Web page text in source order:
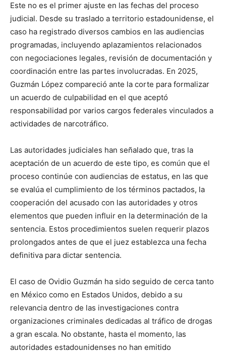
Este no es el primer ajuste en las fechas del proceso
judicial. Desde su traslado a territorio estadounidense, el
caso ha registrado diversos cambios en las audiencias
programadas, incluyendo aplazamientos relacionados
con negociaciones legales, revisión de documentación y
coordinación entre las partes involucradas. En 2025,
Guzmán López compareció ante la corte para formalizar
un acuerdo de culpabilidad en el que aceptó
responsabilidad por varios cargos federales vinculados a
actividades de narcotráfico.
Las autoridades judiciales han señalado que, tras la
aceptación de un acuerdo de este tipo, es común que el
proceso continúe con audiencias de estatus, en las que
se evalúa el cumplimiento de los términos pactados, la
cooperación del acusado con las autoridades y otros
elementos que pueden influir en la determinación de la
sentencia. Estos procedimientos suelen requerir plazos
prolongados antes de que el juez establezca una fecha
definitiva para dictar sentencia.
El caso de Ovidio Guzmán ha sido seguido de cerca tanto
en México como en Estados Unidos, debido a su
relevancia dentro de las investigaciones contra
organizaciones criminales dedicadas al tráfico de drogas
a gran escala. No obstante, hasta el momento, las
autoridades estadounidenses no han emitido